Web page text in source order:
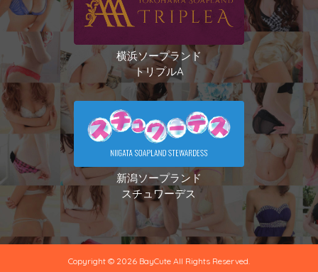
横浜ソープランド
トリプルA
新潟ソープランド
スチュワーデス
Copyright © 2026 BayCute All Rights Reserved.